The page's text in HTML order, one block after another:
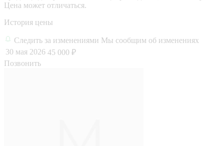
Цена может отличаться.
История цены
Следить за изменениями Мы сообщим об изменениях
30 мая 2026 45 000 ₽
Позвонить